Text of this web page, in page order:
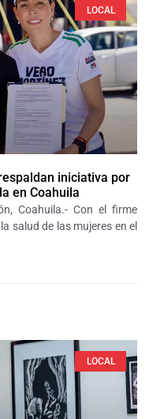
LOCAL
iniciativa por
en Coahuila
Coahuila.- Con el firme
salud de las mujeres en el
LOCAL